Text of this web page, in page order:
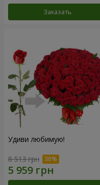
Заказать
Удиви любимую!
8 513 грн